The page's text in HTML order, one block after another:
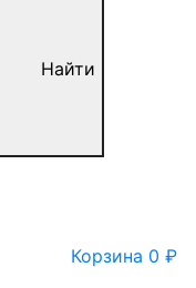
Найти
Корзина 0 ₽